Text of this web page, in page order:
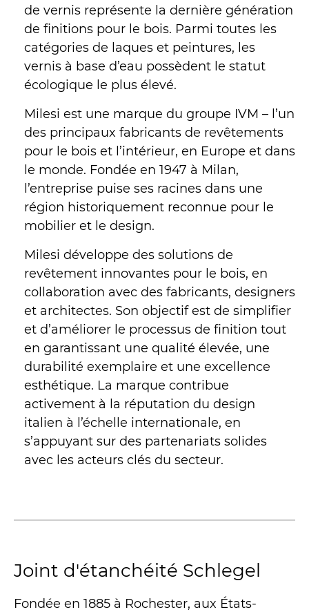
de vernis représente la dernière génération
de finitions pour le bois. Parmi toutes les
catégories de laques et peintures, les
vernis à base d’eau possèdent le statut
écologique le plus élevé.
Milesi est une marque du groupe IVM – l’un
des principaux fabricants de revêtements
pour le bois et l’intérieur, en Europe et dans
le monde. Fondée en 1947 à Milan,
l’entreprise puise ses racines dans une
région historiquement reconnue pour le
mobilier et le design.
Milesi développe des solutions de
revêtement innovantes pour le bois, en
collaboration avec des fabricants, designers
et architectes. Son objectif est de simplifier
et d’améliorer le processus de finition tout
en garantissant une qualité élevée, une
durabilité exemplaire et une excellence
esthétique. La marque contribue
activement à la réputation du design
italien à l’échelle internationale, en
s’appuyant sur des partenariats solides
avec les acteurs clés du secteur.
Joint d'étanchéité Schlegel
Fondée en 1885 à Rochester, aux États-